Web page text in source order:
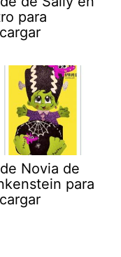
para
Novia de
para